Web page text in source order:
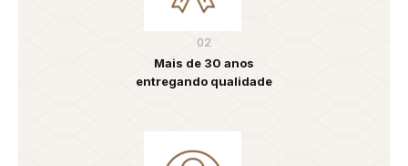
02
Mais de 30 anos
entregando qualidade